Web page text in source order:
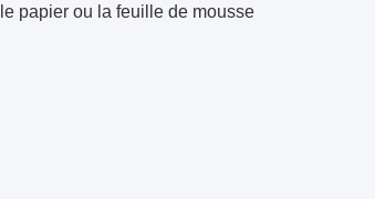
papier ou la feuille de mousse